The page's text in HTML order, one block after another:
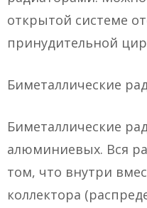
открытой системе
принудительной
Биметаллические
Биметаллические
алюминиевых. Вся
том, что внутри
коллектора